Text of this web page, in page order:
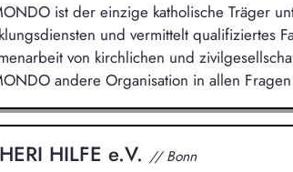
ist der einzige katholische Träger
und vermittelt qualifiziertes
von kirchlichen und
andere Organisation in allen
HILFE e.V. // Bonn